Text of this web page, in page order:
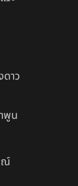
าว
พูน
ณ์